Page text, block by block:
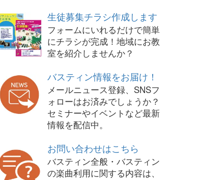
生徒募集チラシ作成します
フォームにいれるだけで簡単
にチラシが完成！地域にお教
室を紹介しませんか？
バスティン情報をお届け！
メールニュース登録、SNSフ
ォローはお済みでしょうか？
セミナーやイベントなど最新
情報を配信中。
お問い合わせはこちら
バスティン全般・バスティン
の楽曲利用に関する内容は、